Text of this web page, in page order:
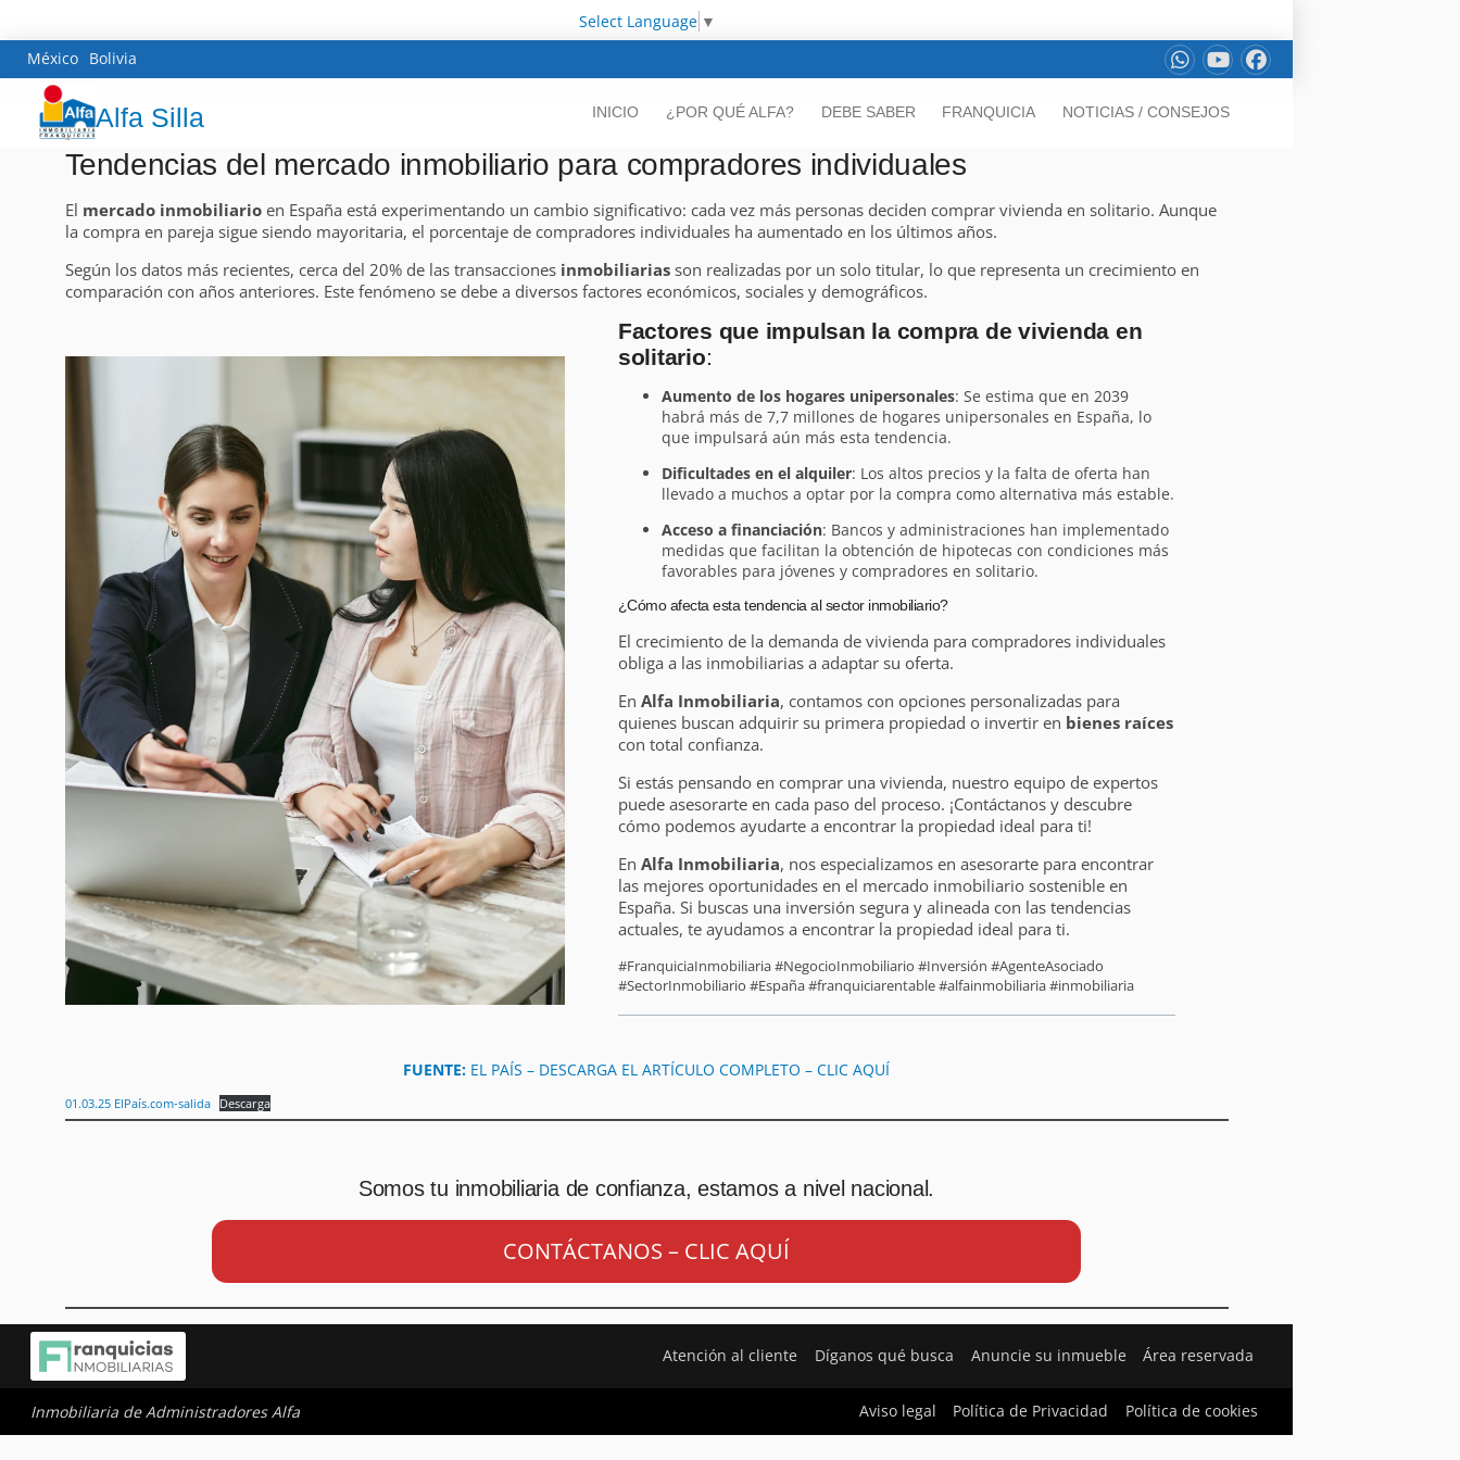
Select Language ▼
México Bolivia
Alfa Silla INICIO ¿POR QUÉ ALFA? DEBE SABER FRANQUICIA NOTICIAS / CONSEJOS
Tendencias del mercado inmobiliario para compradores individuales
El mercado inmobiliarioen España está experimentando un cambio significativo: cada vez más personas deciden comprar vivienda en solitario. Aunque
la compra en pareja sigue siendo mayoritaria, el porcentaje de compradores individuales ha aumentado en los últimos años.
Según los datos más recientes, cerca del 20% de las transacciones inmobiliarias son realizadas por un solo titular, lo que representa un crecimiento en
comparación con años anteriores. Este fenómeno se debe a diversos factores económicos, sociales y demográficos.
Factores que impulsan la compra de vivienda en
solitario:
Aumento de los hogares unipersonales: Se estima que en 2039
habrá más de 7,7 millones de hogares unipersonales en España, lo
que impulsará aún más esta tendencia.
Dificultades en el alquiler: Los altos precios y la falta de oferta han
llevado a muchos a optar por la compra como alternativa más estable.
Acceso a financiación: Bancos y administraciones han implementado
medidas que facilitan la obtención de hipotecas con condiciones más
favorables para jóvenes y compradores en solitario.
¿Cómo afecta esta tendencia al sector inmobiliario?
El crecimiento de la demanda de vivienda para compradores individuales
obliga a las inmobiliarias a adaptar su oferta.
En Alfa Inmobiliaria, contamos con opciones personalizadas para
quienes buscan adquirir su primera propiedad o invertir en bienes raíces
con total confianza.
Si estás pensando en comprar una vivienda, nuestro equipo de expertos
puede asesorarte en cada paso del proceso. ¡Contáctanos y descubre
cómo podemos ayudarte a encontrar la propiedad ideal para ti!
En Alfa Inmobiliaria, nos especializamos en asesorarte para encontrar
las mejores oportunidades en el mercado inmobiliario sostenible en
España. Si buscas una inversión segura y alineada con las tendencias
actuales, te ayudamos a encontrar la propiedad ideal para ti.
#FranquiciaInmobiliaria #NegocioInmobiliario #Inversión #AgenteAsociado
#SectorInmobiliario #España #franquiciarentable #alfainmobiliaria #inmobiliaria
FUENTE: EL PAÍS – DESCARGA EL ARTÍCULO COMPLETO – CLIC AQUÍ
01.03.25 ElPaís.com-salida Descarga
Somos tu inmobiliaria de confianza, estamos a nivel nacional.
CONTÁCTANOS – CLIC AQUÍ
Atención al cliente Díganos qué busca Anuncie su inmueble Área reservada
Inmobiliaria de Administradores Alfa Aviso legal Política de Privacidad Política de cookies